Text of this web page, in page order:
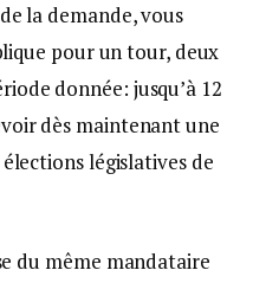
la demande, vous
pour un tour, deux
donnée: jusqu’à 12
dès maintenant une
législatives de
du même mandataire